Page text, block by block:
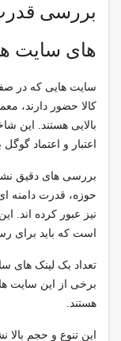
بررسی
های سایت
سایت هایی که در
اعتبار و اعتماد
بررسی های دقیق
نیز عبور کرده اند.
است که باید برای
تعداد بک لینک
برخی از این سایت
هستند.
این تنوع و حجم